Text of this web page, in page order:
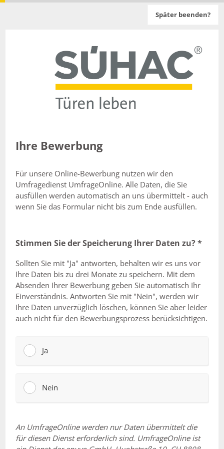
Später beenden?
Ihre Bewerbung
Für unsere Online-Bewerbung nutzen wir den
Umfragedienst UmfrageOnline. Alle Daten, die Sie
ausfüllen werden automatisch an uns übermittelt - auch
wenn Sie das Formular nicht bis zum Ende ausfüllen.
Stimmen Sie der Speicherung Ihrer Daten zu?*
Sollten Sie mit "Ja" antworten, behalten wir es uns vor
Ihre Daten bis zu drei Monate zu speichern. Mit dem
Absenden Ihrer Bewerbung geben Sie automatisch Ihr
Einverständnis. Antworten Sie mit "Nein", werden wir
Ihre Daten unverzüglich löschen, können Sie aber leider
auch nicht für den Bewerbungsprozess berücksichtigen.
Ja
Nein
An UmfrageOnline werden nur Daten übermittelt die
für diesen Dienst erforderlich sind. UmfrageOnline ist